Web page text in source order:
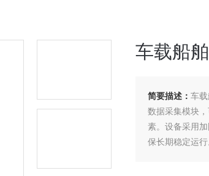
车载船
简要描述：车
数据采集模块
素。设备采用
保长期稳定运